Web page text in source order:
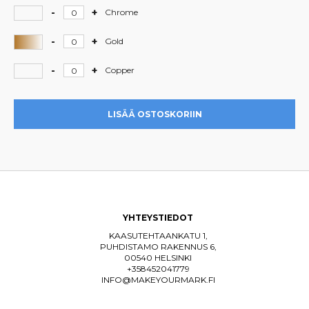
määrä
Negro
määrä
-
Hardcore
Chrome
+ Chrome
-
Hardcore
Gold
+ Gold
-
Hardcore
Copper
+ Copper
LISÄÄ OSTOSKORIIN
YHTEYSTIEDOT
KAASUTEHTAANKATU 1,
PUHDISTAMO RAKENNUS 6,
00540 HELSINKI
+358452041779
INFO@MAKEYOURMARK.FI